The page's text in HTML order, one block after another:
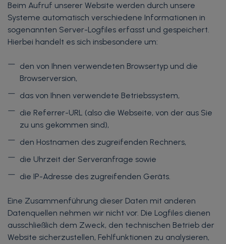
Beim Aufruf unserer Website werden durch unsere
Systeme automatisch verschiedene Informationen in
sogenannten Server-Logfiles erfasst und gespeichert.
Hierbei handelt es sich insbesondere um:
den von Ihnen verwendeten Browsertyp und die
Browserversion,
das von Ihnen verwendete Betriebssystem,
die Referrer-URL (also die Webseite, von der aus Sie
zu uns gekommen sind),
den Hostnamen des zugreifenden Rechners,
die Uhrzeit der Serveranfrage sowie
die IP-Adresse des zugreifenden Geräts.
Eine Zusammenführung dieser Daten mit anderen
Datenquellen nehmen wir nicht vor. Die Logfiles dienen
ausschließlich dem Zweck, den technischen Betrieb der
Website sicherzustellen, Fehlfunktionen zu analysieren,